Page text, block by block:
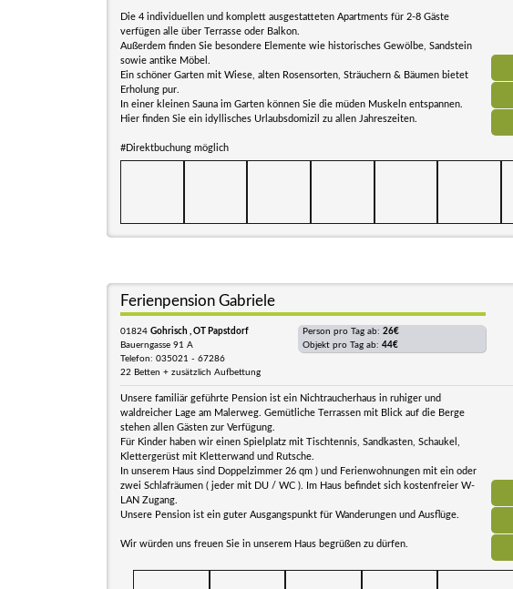
Die 4 individuellen und komplett ausgestatteten Apartments für 2-8 Gäste
verfügen alle über Terrasse oder Balkon.
Außerdem finden Sie besondere Elemente wie historisches Gewölbe, Sandstein
sowie antike Möbel.
Ein schöner Garten mit Wiese, alten Rosensorten, Sträuchern & Bäumen bietet
Erholung pur.
In einer kleinen Sauna im Garten können Sie die müden Muskeln entspannen.
Hier finden Sie ein idyllisches Urlaubsdomizil zu allen Jahreszeiten.
#Direktbuchung möglich
Ferienpension Gabriele
01824 Gohrisch , OT Papstdorf
Bauerngasse 91 A
Telefon: 035021 - 67286
22 Betten + zusätzlich Aufbettung
Person pro Tag ab: 26€
Objekt pro Tag ab: 44€
Unsere familiär geführte Pension ist ein Nichtraucherhaus in ruhiger und
waldreicher Lage am Malerweg. Gemütliche Terrassen mit Blick auf die Berge
stehen allen Gästen zur Verfügung.
Für Kinder haben wir einen Spielplatz mit Tischtennis, Sandkasten, Schaukel,
Klettergerüst mit Kletterwand und Rutsche.
In unserem Haus sind Doppelzimmer 26 qm ) und Ferienwohnungen mit ein oder
zwei Schlafräumen ( jeder mit DU / WC ). Im Haus befindet sich kostenfreier W-
LAN Zugang.
Unsere Pension ist ein guter Ausgangspunkt für Wanderungen und Ausflüge.
Wir würden uns freuen Sie in unserem Haus begrüßen zu dürfen.